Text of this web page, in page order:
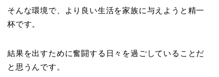
そんな環境で、より良い生活を家族に与えようと精一
杯です。
結果を出すために奮闘する日々を過ごしていることだ
と思うんです。